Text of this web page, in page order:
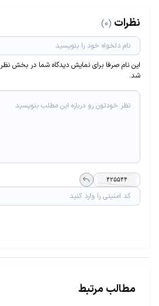
نظرات (0)
این نام صرفا برای نمایش دیدگاه شما در بخش
شد.
مطالب مرتبط